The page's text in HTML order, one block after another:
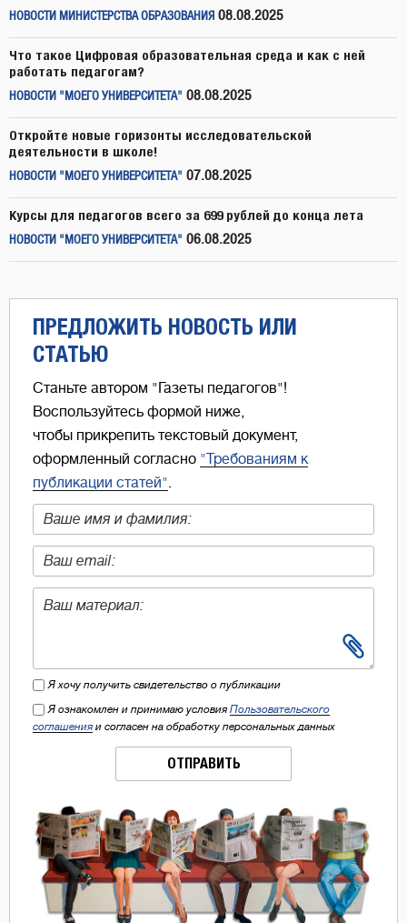
НОВОСТИ МИНИСТЕРСТВА ОБРАЗОВАНИЯ 08.08.2025
Что такое Цифровая образовательная среда и как с ней
работать педагогам?
НОВОСТИ "МОЕГО УНИВЕРСИТЕТА" 08.08.2025
Откройте новые горизонты исследовательской
деятельности в школе!
НОВОСТИ "МОЕГО УНИВЕРСИТЕТА" 07.08.2025
Курсы для педагогов всего за 699 рублей до конца лета
НОВОСТИ "МОЕГО УНИВЕРСИТЕТА" 06.08.2025
ПРЕДЛОЖИТЬ НОВОСТЬ ИЛИ
СТАТЬЮ
Станьте автором "Газеты педагогов"!
Воспользуйтесь формой ниже,
чтобы прикрепить текстовый документ,
оформленный согласно "Требованиям к
публикации статей"
Я хочу получить свидетельство о публикации
Я ознакомлен и принимаю условия Пользовательского
соглашения и согласен на обработку персональных данных
ОТПРАВИТЬ